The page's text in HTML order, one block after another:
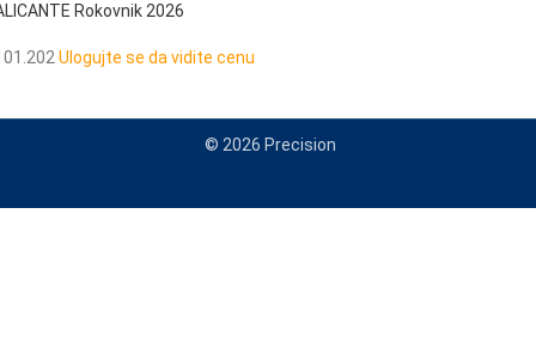
Rokovnik 2026
Ulogujte se da vidite cenu
© 2026 Precision